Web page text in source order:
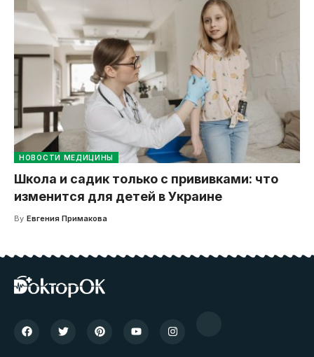
НОВОСТИ МЕДИЦИНЫ
Школа и садик только с прививками: что
изменится для детей в Украине
By Евгения Примакова